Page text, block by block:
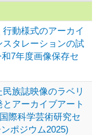
動様式のアーカイ
タレーションの試
7年度画像保存セ
族誌映像のラベリ
アーカイブアート
際科学芸術研究セ
ポジウム2025)